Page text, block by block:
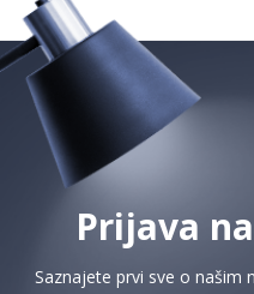
Prijava
Saznajete prvi sve o našim